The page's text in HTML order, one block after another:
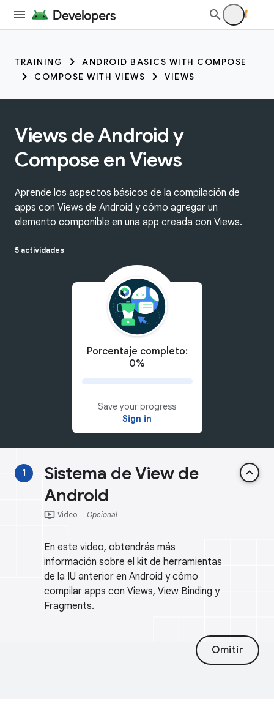
TRAINING
ANDROID BASICS WITH COMPOSE
COMPOSE WITH VIEWS
VIEWS
Views de Android y
Compose en Views
Aprende los aspectos básicos de la compilación de
apps con Views de Android y cómo agregar un
elemento componible en una app creada con Views.
5 actividades
Porcentaje completo:
0%
Save your progress
Sign in
1
Sistema de View de
Android
keyboard_arrow_up
ondemand_video Video Opcional
En este video, obtendrás más
información sobre el kit de herramientas
de la IU anterior en Android y cómo
compilar apps con Views, View Binding y
Fragments.
Omitir